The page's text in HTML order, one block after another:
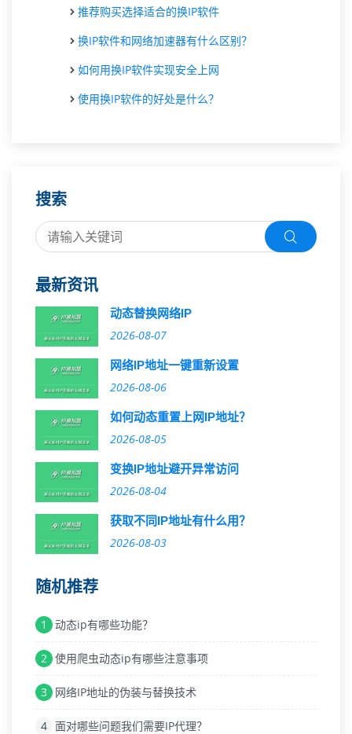
推荐购买选择适合的换IP软件
换IP软件和网络加速器有什么区别？
如何用换IP软件实现安全上网
使用换IP软件的好处是什么？
搜索
最新资讯
动态替换网络IP
2026-08-07
网络IP地址一键重新设置
2026-08-06
如何动态重置上网IP地址？
2026-08-05
变换IP地址避开异常访问
2026-08-04
获取不同IP地址有什么用？
2026-08-03
随机推荐
1 动态ip有哪些功能？
2 使用爬虫动态ip有哪些注意事项
3 网络IP地址的伪装与替换技术
4 面对哪些问题我们需要IP代理？